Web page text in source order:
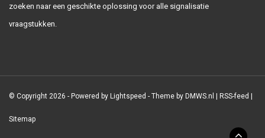
zoeken naar een geschikte oplossing voor alle signalisatie
vraagstukken.
© Copyright 2026 - Powered by Lightspeed - Theme by DMWS.nl RSS-feed
Sitemap